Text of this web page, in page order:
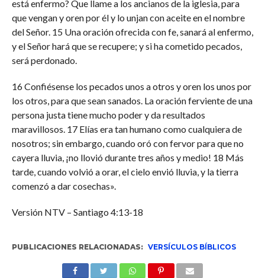
está enfermo? Que llame a los ancianos de la iglesia, para
que vengan y oren por él y lo unjan con aceite en el nombre
del Señor. 15 Una oración ofrecida con fe, sanará al enfermo,
y el Señor hará que se recupere; y si ha cometido pecados,
será perdonado.
16 Confiésense los pecados unos a otros y oren los unos por
los otros, para que sean sanados. La oración ferviente de una
persona justa tiene mucho poder y da resultados
maravillosos. 17 Elías era tan humano como cualquiera de
nosotros; sin embargo, cuando oró con fervor para que no
cayera lluvia, ¡no llovió durante tres años y medio! 18 Más
tarde, cuando volvió a orar, el cielo envió lluvia, y la tierra
comenzó a dar cosechas».
Versión NTV – Santiago 4:13-18
PUBLICACIONES RELACIONADAS: VERSÍCULOS BÍBLICOS